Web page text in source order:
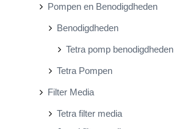
Pompen en Benodigdheden
Benodigdheden
Tetra pomp benodigdheden
Tetra Pompen
Filter Media
Tetra filter media